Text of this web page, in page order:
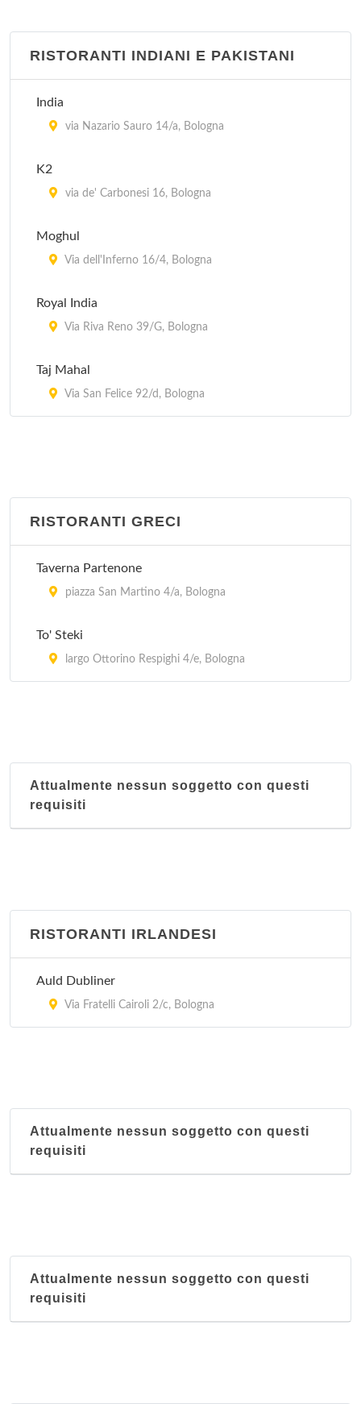
RISTORANTI INDIANI E PAKISTANI
India
via Nazario Sauro 14/a, Bologna
K2
via de' Carbonesi 16, Bologna
Moghul
Via dell'Inferno 16/4, Bologna
Royal India
Via Riva Reno 39/G, Bologna
Taj Mahal
Via San Felice 92/d, Bologna
RISTORANTI GRECI
Taverna Partenone
piazza San Martino 4/a, Bologna
To' Steki
largo Ottorino Respighi 4/e, Bologna
Attualmente nessun soggetto con questi
requisiti
RISTORANTI IRLANDESI
Auld Dubliner
Via Fratelli Cairoli 2/c, Bologna
Attualmente nessun soggetto con questi
requisiti
Attualmente nessun soggetto con questi
requisiti